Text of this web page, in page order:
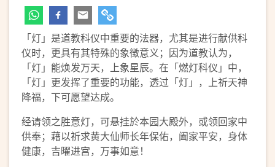
「灯」是道教科仪中重要的法器，尤其是进行献供科
仪时，更具有其特殊的象徴意义；因为道教认为，
「灯」能焕发万天，上象星辰。在「燃灯科仪」中，
「灯」更发挥了重要的功能，透过「灯」，上祈天神
降福，下可愿望达成。
经请领之胜意灯，可悬挂於本园大殿外，或领回家中
供奉；藉以祈求黄大仙师长年保佑，阖家平安，身体
健康，吉曜进宫，万事如意！